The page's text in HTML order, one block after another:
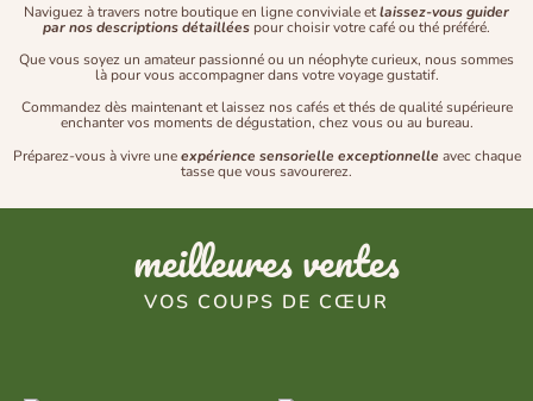
Naviguez à travers notre boutique en ligne conviviale etlaissez-vous guider
par nos descriptions détaillées pour choisir votre café ou thé préféré.
Que vous soyez un amateur passionné ou un néophyte curieux, nous sommes
là pour vous accompagner dans votre voyage gustatif.
Commandez dès maintenant et laissez nos cafés et thés de qualité supérieure
enchanter vos moments de dégustation, chez vous ou au bureau.
Préparez-vous à vivre uneexpérience sensorielle exceptionnelle avec chaque
tasse que vous savourerez.
meilleures ventes
VOS COUPS DE CŒUR